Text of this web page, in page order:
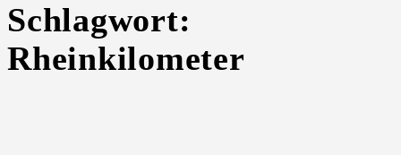
Schlagwort:
Rheinkilometer